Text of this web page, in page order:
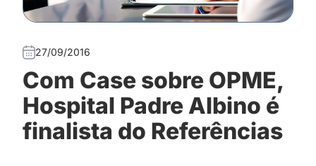
27/09/2016
Com Case sobre OPME,
Hospital Padre Albino é
finalista do Referências